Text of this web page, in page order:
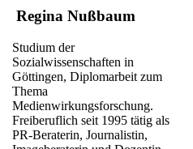
Regina Nußbaum
Studium der
Sozialwissenschaften in
Göttingen, Diplomarbeit zum
Thema
Medienwirkungsforschung.
Freiberuflich seit 1995 tätig als
PR-Beraterin, Journalistin,